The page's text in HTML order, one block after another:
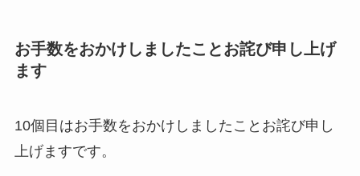
お手数をおかけしましたことお詫び申し上げ
ます
10個目はお手数をおかけしましたことお詫び申し
上げますです。